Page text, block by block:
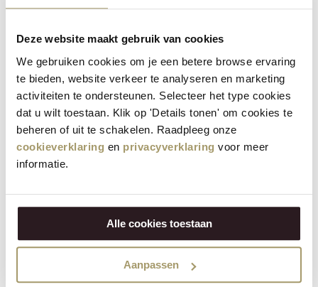
Deze website maakt gebruik van cookies
We gebruiken cookies om je een betere browse ervaring
te bieden, website verkeer te analyseren en marketing
activiteiten te ondersteunen. Selecteer het type cookies
dat u wilt toestaan. Klik op 'Details tonen' om cookies te
beheren of uit te schakelen. Raadpleeg onze
cookieverklaring en privacyverklaring voor meer
informatie.
Alle cookies toestaan
Aanpassen
Energie
Vetten
- waarvan verzadigde vetzuren / of which
31 g
19 g
Koolhydraten
- waarvan suikers / of which sugars
< 0,5 g
< 0,5 g
Allergenen: Melk (inclusief lactose)
Allergenen: Melk (inclusief lactose)